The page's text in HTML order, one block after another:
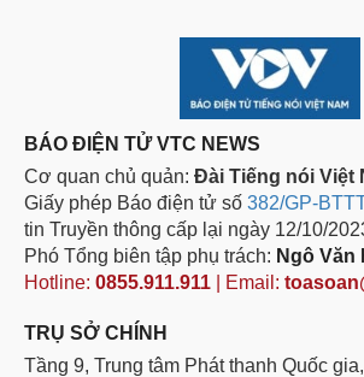
BÁO ĐIỆN TỬ VTC NEWS
Cơ quan chủ quản: Đài Tiếng nói Việt
Giấy phép Báo điện tử số 382/GP-
tin Truyền thông cấp lại ngày 12/10/
Phó Tổng biên tập phụ trách: Ngô Văn
Hotline: 0855.911.911 | Email:
TRỤ SỞ CHÍNH
Tầng 9, Trung tâm Phát thanh Quốc